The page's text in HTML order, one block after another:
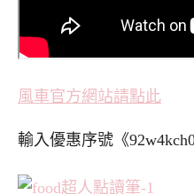
風車官方網站請點此
輸入優惠序號《